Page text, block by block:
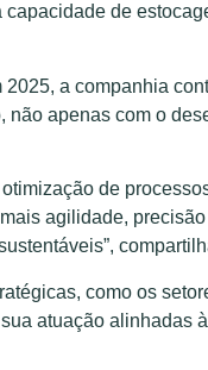
de
a companhia
apenas com o
de
agilidade,
como os
atuação alinhadas